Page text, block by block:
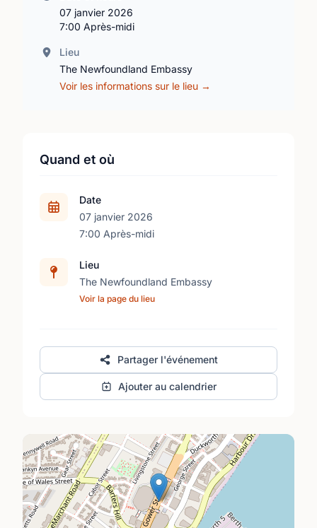
07 janvier 2026
7:00 Après-midi
Lieu
The Newfoundland Embassy
Voir les informations sur le lieu →
Quand et où
Date
07 janvier 2026
7:00 Après-midi
Lieu
The Newfoundland Embassy
Voir la page du lieu
Partager l'événement
Ajouter au calendrier